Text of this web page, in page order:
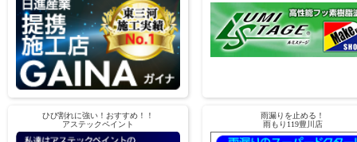
ひび割れに強い！おすすめ！！
アステックペイント
雨漏りを止める！
雨もり119豊川店